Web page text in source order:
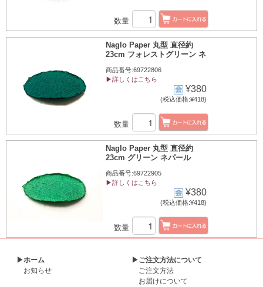
数量
Naglo Paper 丸型 直径約
23cm フォレストグリーン ネ
商品番号:69722806
▶詳しくはこちら
¥380
(税込価格:¥418)
数量
Naglo Paper 丸型 直径約
23cm グリーン ネパール
商品番号:69722905
▶詳しくはこちら
¥380
(税込価格:¥418)
数量
▶ホーム
お知らせ
▶ご注文方法について
ご注文方法
お届けについて